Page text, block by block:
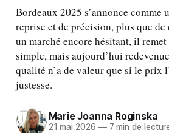
Bordeaux 2025 s’annonce comme
reprise et de précision, plus que
un marché encore hésitant, il
simple, mais aujourd’hui
qualité n’a de valeur que si le prix
justesse.
Marie Joanna Roginska
21 mai 2026 —7 min de